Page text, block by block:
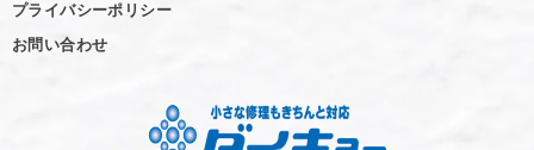
プライバシーポリシー
お問い合わせ